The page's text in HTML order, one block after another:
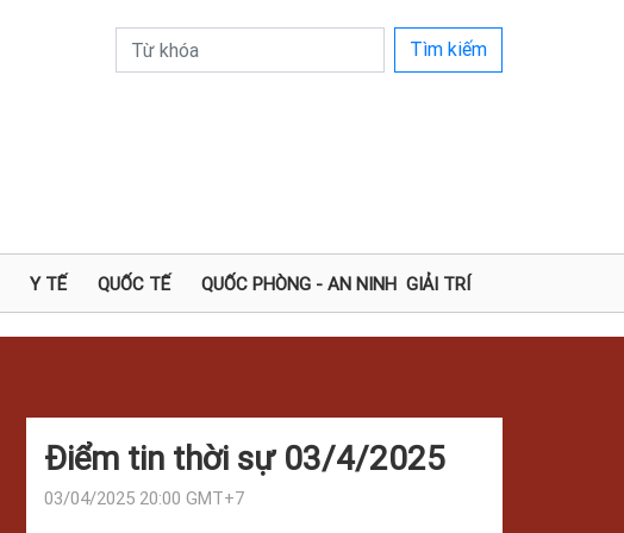
Tìm kiếm
Y TẾ QUỐC TẾ QUỐC PHÒNG - AN NINH GIẢI TRÍ
Điểm tin thời sự 03/4/2025
03/04/2025 20:00 GMT+7